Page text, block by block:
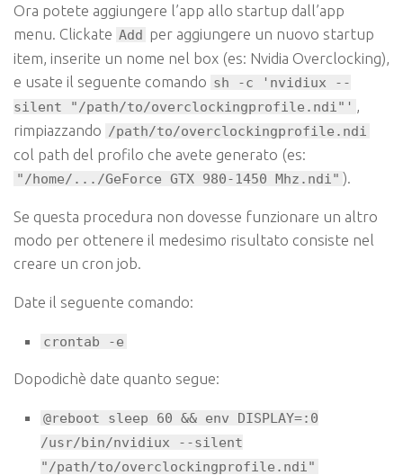
Ora potete aggiungere l’app allo startup dall’app
menu. Clickate Add per aggiungere un nuovo startup
item, inserite un nome nel box (es: Nvidia Overclocking),
e usate il seguente comando sh -c 'nvidiux --
silent "/path/to/overclockingprofile.ndi"'
rimpiazzando /path/to/overclockingprofile.ndi
col path del profilo che avete generato (es:
"/home/.../GeForce GTX 980-1450 Mhz.ndi" ).
Se questa procedura non dovesse funzionare un altro
modo per ottenere il medesimo risultato consiste nel
creare un cron job.
Date il seguente comando:
crontab -e
Dopodichè date quanto segue:
@reboot sleep 60 && env DISPLAY=:0
/usr/bin/nvidiux --silent
"/path/to/overclockingprofile.ndi"